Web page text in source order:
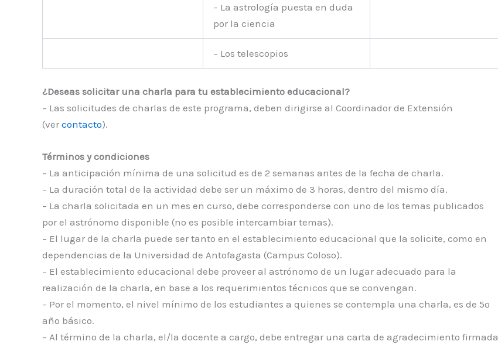
– La astrología puesta en duda
por la ciencia
– Los telescopios
¿Deseas solicitar una charla para tu establecimiento educacional?
– Las solicitudes de charlas de este programa, deben dirigirse al Coordinador de Extensión
(ver contacto).
Términos y condiciones
– La anticipación mínima de una solicitud es de 2 semanas antes de la fecha de charla.
– La duración total de la actividad debe ser un máximo de 3 horas, dentro del mismo día.
– La charla solicitada en un mes en curso, debe corresponderse con uno de los temas publicados
por el astrónomo disponible (no es posible intercambiar temas).
– El lugar de la charla puede ser tanto en el establecimiento educacional que la solicite, como en
dependencias de la Universidad de Antofagasta (Campus Coloso).
– El establecimiento educacional debe proveer al astrónomo de un lugar adecuado para la
realización de la charla, en base a los requerimientos técnicos que se convengan.
– Por el momento, el nivel mínimo de los estudiantes a quienes se contempla una charla, es de 5º
año básico.
– Al término de la charla, el/la docente a cargo, debe entregar una carta de agradecimiento firmada